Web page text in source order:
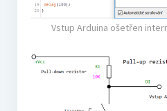
Vstup Arduina ošetřen